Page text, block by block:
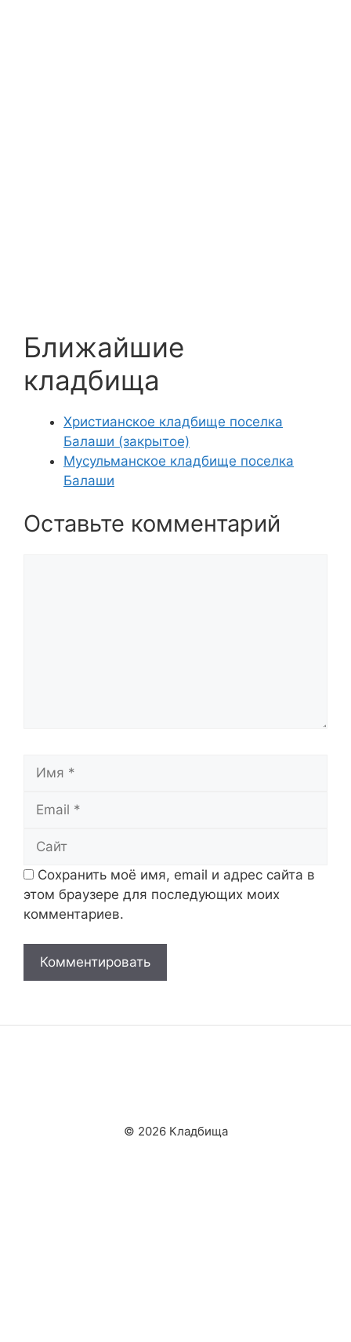
Ближайшие
кладбища
Христианское кладбище поселка
Балаши (закрытое)
Мусульманское кладбище поселка
Балаши
Оставьте комментарий
Сохранить моё имя, email и адрес сайта в
этом браузере для последующих моих
комментариев.
© 2026 Кладбища